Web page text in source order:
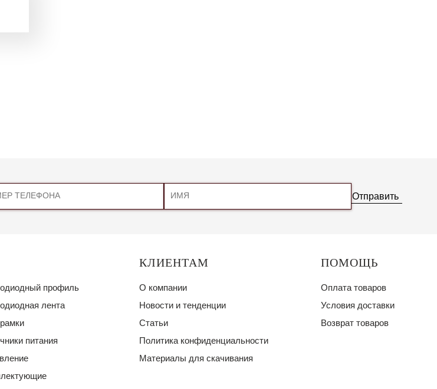
Отправить
профиль
лента
питания
КЛИЕНТАМ
О компании
Новости и тенденции
Статьи
Политика конфиденциальности
Материалы для скачивания
ПОМОЩЬ
Оплата товаров
Условия доставки
Возврат товаров